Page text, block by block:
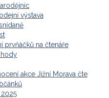
výstava
prvňáčků na čtenáře
akce Jižní Morava čte